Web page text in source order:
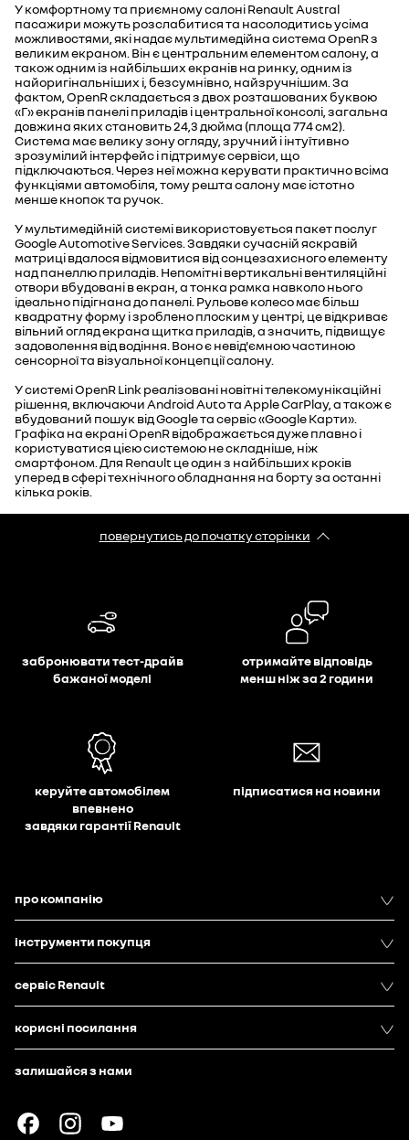
У комфортному та приємному салоні Renault Austral
пасажири можуть розслабитися та насолодитись усіма
можливостями, які надає мультимедійна система OpenR з
великим екраном. Він є центральним елементом салону, а
також одним із найбільших екранів на ринку, одним із
найоригінальніших і, безсумнівно, найзручнішим. За
фактом, OpenR складається з двох розташованих буквою
«Г» екранів панелі приладів і центральної консолі, загальна
довжина яких становить 24,3 дюйма (площа 774 см2).
Система має велику зону огляду, зручний і інтуїтивно
зрозумілий інтерфейс і підтримує сервіси, що
підключаються. Через неї можна керувати практично всіма
функціями автомобіля, тому решта салону має істотно
менше кнопок та ручок.
У мультимедійній системі використовується пакет послуг
Google Automotive Services. Завдяки сучасній яскравій
матриці вдалося відмовитися від сонцезахисного елементу
над панеллю приладів. Непомітні вертикальні вентиляційні
отвори вбудовані в екран, а тонка рамка навколо нього
ідеально підігнана до панелі. Рульове колесо має більш
квадратну форму і зроблено плоским у центрі, це відкриває
вільний огляд екрана щитка приладів, а значить, підвищує
задоволення від водіння. Воно є невід'ємною частиною
сенсорної та візуальної концепції салону.
У системі OpenR Link реалізовані новітні телекомунікаційні
рішення, включаючи Android Auto та Apple CarPlay, а також є
вбудований пошук від Google та сервіс «Google Карти».
Графіка на екрані OpenR відображається дуже плавно і
користуватися цією системою не складніше, ніж
смартфоном. Для Renault це один з найбільших кроків
уперед в сфері технічного обладнання на борту за останні
кілька років.
повернутись до початку сторінки
забронювати тест-драйв
бажаної моделі
отримайте відповідь
менш ніж за 2 години
керуйте автомобілем
впевнено
завдяки гарантії Renault
підписатися на новини
про компанію
інструменти покупця
сервіс Renault
корисні посилання
залишайся з нами